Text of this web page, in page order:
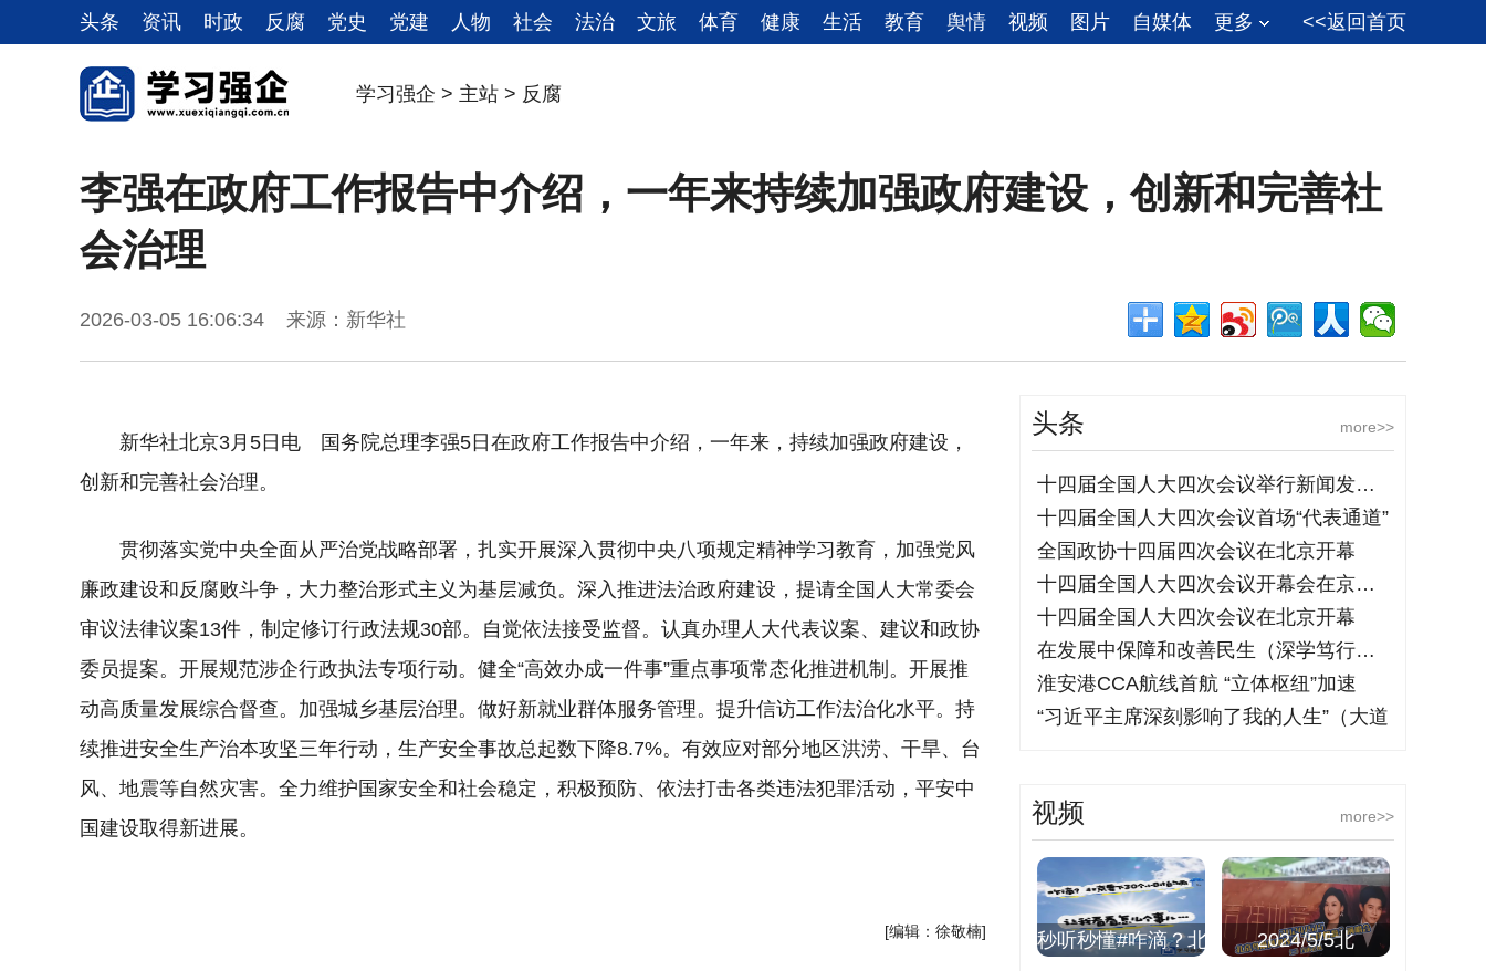
头条 资讯 时政 反腐 党史 党建 人物 社会 法治 文旅 体育 健康 生活 教育 舆情 视频 图片 自媒体 更多 <<返回首页
学习强企 > 主站 > 反腐
李强在政府工作报告中介绍，一年来持续加强政府建设，创新和完善社
会治理
2026-03-05 16:06:34 来源：新华社
新华社北京3月5日电 国务院总理李强5日在政府工作报告中介绍，一年来，持续加强政府建设，
创新和完善社会治理。
贯彻落实党中央全面从严治党战略部署，扎实开展深入贯彻中央八项规定精神学习教育，加强党风
廉政建设和反腐败斗争，大力整治形式主义为基层减负。深入推进法治政府建设，提请全国人大常委会
审议法律议案13件，制定修订行政法规30部。自觉依法接受监督。认真办理人大代表议案、建议和政协
委员提案。开展规范涉企行政执法专项行动。健全“高效办成一件事”重点事项常态化推进机制。开展推
动高质量发展综合督查。加强城乡基层治理。做好新就业群体服务管理。提升信访工作法治化水平。持
续推进安全生产治本攻坚三年行动，生产安全事故总起数下降8.7%。有效应对部分地区洪涝、干旱、台
风、地震等自然灾害。全力维护国家安全和社会稳定，积极预防、依法打击各类违法犯罪活动，平安中
国建设取得新进展。
[编辑：徐敬楠]
more>>
头条
十四届全国人大四次会议举行新闻发布会
十四届全国人大四次会议首场“代表通道”
全国政协十四届四次会议在北京开幕
十四届全国人大四次会议开幕会在京举行
十四届全国人大四次会议在北京开幕
在发展中保障和改善民生（深学笃行阐释习
淮安港CCA航线首航 “立体枢纽”加速
“习近平主席深刻影响了我的人生”（大道
more>>
视频
秒听秒懂#咋滴？北 2024/5/5北